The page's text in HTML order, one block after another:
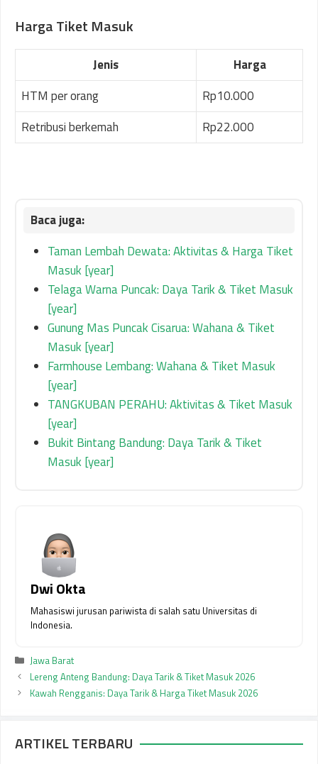
Harga Tiket Masuk
Jenis
Harga
HTM per orang
Rp10.000
Retribusi berkemah
Rp22.000
Taman Lembah Dewata: Aktivitas & Harga Tiket
Masuk [year]
Telaga Warna Puncak: Daya Tarik & Tiket Masuk
[year]
Gunung Mas Puncak Cisarua: Wahana & Tiket
Masuk [year]
Farmhouse Lembang: Wahana & Tiket Masuk
[year]
TANGKUBAN PERAHU: Aktivitas & Tiket Masuk
[year]
Bukit Bintang Bandung: Daya Tarik & Tiket
Masuk [year]
Dwi Okta
Mahasiswi jurusan pariwista di salah satu Universitas di
Indonesia.
Kategori
Jawa Barat
Lereng Anteng Bandung: Daya Tarik & Tiket Masuk 2026
Kawah Rengganis: Daya Tarik & Harga Tiket Masuk 2026
ARTIKEL TERBARU